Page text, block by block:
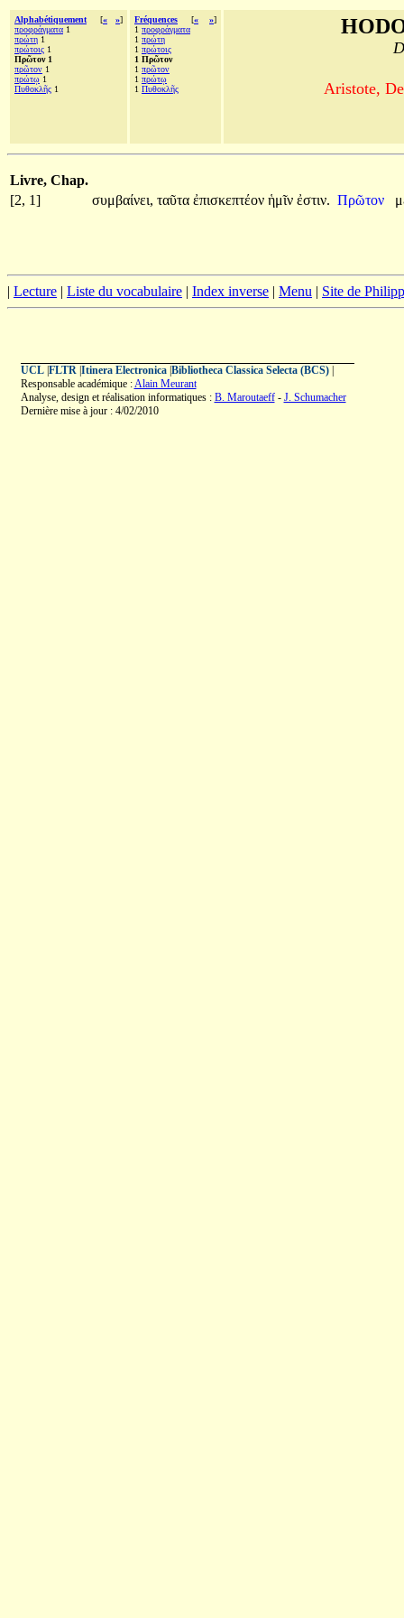
Alphabétiquement [« »]
προφράγματα 1
πρώτη 1
πρώτοις 1
Πρῶτον 1
πρῶτον 1
πρώτῳ 1
Πυθοκλῆς 1
Fréquences [« »]
1 προφράγματα
1 πρώτη
1 πρώτοις
1 Πρῶτον
1 πρῶτον
1 πρώτῳ
1 Πυθοκλῆς Aristote,
Livre, Chap.
[2, 1]
συμβαίνει, ταῦτα ἐπισκεπτέον ἡμῖν ἐστιν. Πρῶτον
| Lecture | Liste du vocabulaire | Index inverse | Menu | Site de
UCL| FLTR| Itinera Electronica| Bibliotheca Classica Selecta (BCS)|
Responsable académique :Alain Meurant
Analyse, design et réalisation informatiques : B. Maroutaeff- J. Schumacher
Dernière mise à jour : 4/02/2010